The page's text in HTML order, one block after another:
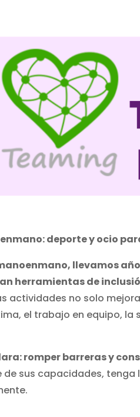
deporte y ocio
llevamos
herramientas de
actividades no solo
el trabajo en equipo,
romper barreras y
de sus capacidades,